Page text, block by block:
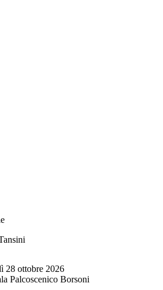
28 ottobre 2026
Palcoscenico Borsoni